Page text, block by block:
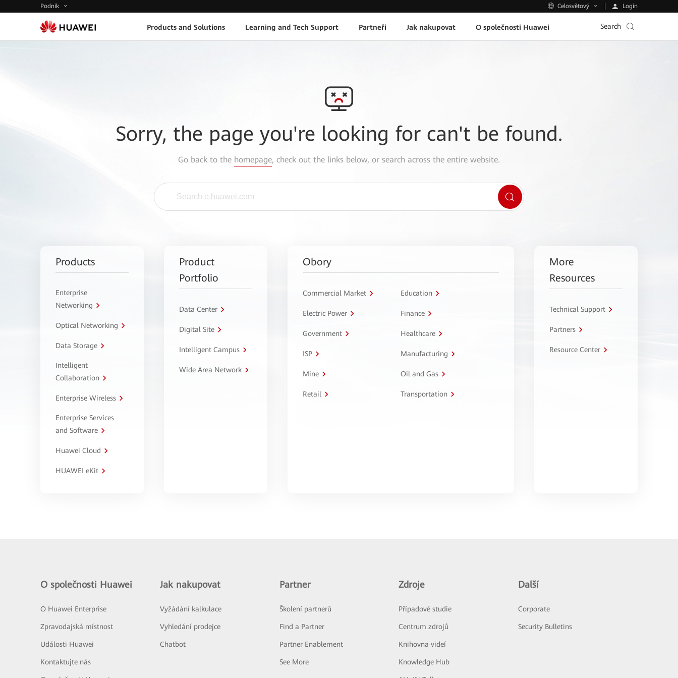
Podnik Celosvětový Login
Products and Solutions Learning and Tech Support Partneři Jak nakupovat O společnosti Huawei Search
Sorry, the page you're looking for can't be found.
Go back to the homepage, check out the links below, or search across the entire website.
Products
Enterprise
Networking
Optical Networking
Data Storage
Intelligent
Collaboration
Enterprise Wireless
Enterprise Services
and Software
Huawei Cloud
HUAWEI eKit
Product
Portfolio
Data Center
Digital Site
Intelligent Campus
Wide Area Network
Obory
Commercial Market Education
Electric Power Finance
Government Healthcare
ISP Manufacturing
Mine Oil and Gas
Retail Transportation
More
Resources
Technical Support
Partners
Resource Center
O společnosti Huawei
O Huawei Enterprise
Zpravodajská místnost
Události Huawei
Kontaktujte nás
Jak nakupovat
Vyžádání kalkulace
Vyhledání prodejce
Chatbot
Partner
Školení partnerů
Find a Partner
Partner Enablement
See More
Zdroje
Případové studie
Centrum zdrojů
Knihovna videí
Knowledge Hub
Další
Corporate
Security Bulletins